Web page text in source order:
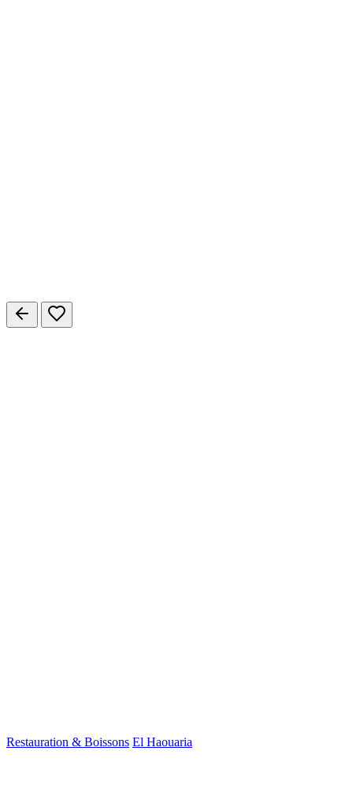
Restauration & Boissons El Haouaria